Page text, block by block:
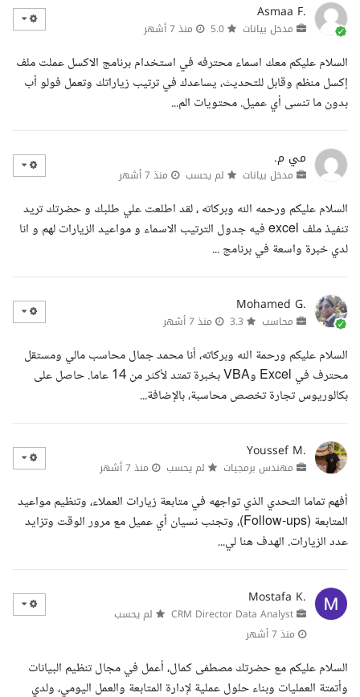
Asmaa F.
مدخل بيانات منذ 7 أشهر
السلام عليكم معك اسماء محترفه في استخدام برنامج الاكسل عملت ملف
إكسل منظم وقابل للتحديث، يساعدك في ترتيب زياراتك وتعمل فولو أب
بدون ما تنسى أي عميل. محتويات الم...
مي م.
مدخل بيانات لم يحسب منذ 7 أشهر
السلام عليكم ورحمه الله وبركاته ، لقد اطلعت علي طلبك و حضرتك تريد
تنفيذ ملف excel فيه جدول الترتيب الاسماء و مواعيد الزيارات لهم و انا
لدي خبرة واسعة في برنامج ...
Mohamed G.
محاسب منذ 7 أشهر
السلام عليكم ورحمة الله وبركاته، أنا محمد جمال محاسب مالي ومستقل
محترف في Excel وVBA بخبرة تمتد لأكثر من 14 عاما. حاصل على
بكالوريوس تجارة تخصص محاسبة، بالإضافة...
Youssef M.
مهندس برمجيات لم يحسب منذ 7 أشهر
أفهم تماما التحدي الذي تواجهه في متابعة زيارات العملاء، وتنظيم مواعيد
المتابعة (Follow-ups)، وتجنب نسيان أي عميل مع مرور الوقت وتزايد
عدد الزيارات. الهدف هنا لي...
Mostafa K.
لم يحسب
منذ 7 أشهر
السلام عليكم مع حضرتك مصطفى كمال، أعمل في مجال تنظيم البيانات
وأتمتة العمليات وبناء حلول عملية لإدارة المتابعة والعمل اليومي، ولدي